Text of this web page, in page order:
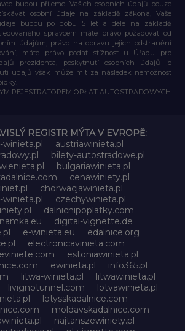
budou příjemci Vašich osobních údajů pouze
osobní údaje na základě zákona, Vaše
budou po dobu 5 let a déle na základě
správcem máte právo požadovat od
údajům, právo na opravu jejich odstranění
máte právo podat stížnost u Úřadu pro
prezidenta, poskytnutí osobních údajů je
údajů však může mít za následek nemožnost
REJESTRATOREM OPŁAT AUTOSTRADOWYCH
REGISTR MÝTA V EVROPĚ:
winieta.pl
austriawinieta.pl
bilety-autostradowe.pl
bulgariawinieta.pl
cenawiniety.pl
chorwacjawinieta.pl
winieta.pl
czechywinieta.pl
dalnicnipoplatky.com
digital-vignette.de
e-winieta.eu
edalnice.org
electronicavinieta.com
estoniawinieta.pl
ewinieta.pl
info365.pl
litwa-winieta.pl
litwawinieta.pl
livignotunnel.com
lotvawinieta.pl
lotysskadalnice.com
moldavskadalnice.com
najtanszewiniety.pl